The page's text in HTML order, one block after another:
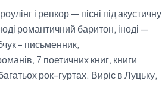
і репкор — пісні під акустичну
романтичний баритон, іноді —
- письменник,
7 поетичних книг, книги
рок-гуртах. Виріс в Луцьку,